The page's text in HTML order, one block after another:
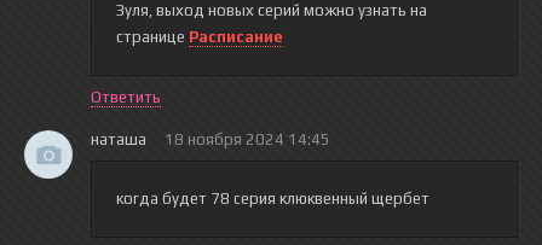
Зуля, выход новых серий можно узнать на
странице Расписание
Ответить
наташа 18 ноября 2024 14:45
когда будет 78 серия клюквенный щербет